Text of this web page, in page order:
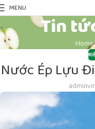
MENU
Tin
Home
Nước Ép Lựu